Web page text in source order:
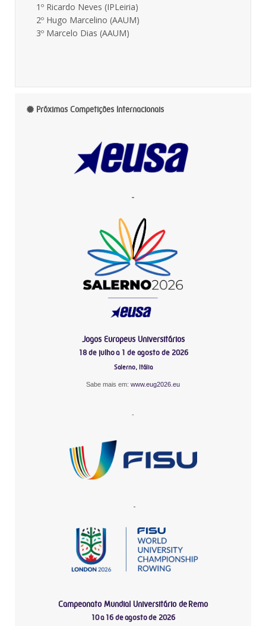
1º Ricardo Neves (IPLeiria)
2º Hugo Marcelino (AAUM)
3º Marcelo Dias (AAUM)
Próximas Competições Internacionais
-
Jogos Europeus Universitários
18 de julho a 1 de agosto de 2026
Salerno, Itália
Sabe mais em: www.eug2026.eu
-
-
Campeonato Mundial Universitário de Remo
10 a 16 de agosto de 2026